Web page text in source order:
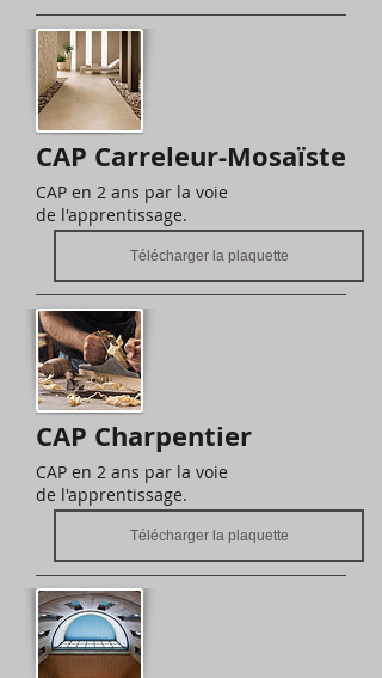
CAP Carreleur-Mosaïste
CAP en 2 ans par la voie
de l'apprentissage.
Télécharger la plaquette
CAP Charpentier
CAP en 2 ans par la voie
de l'apprentissage.
Télécharger la plaquette